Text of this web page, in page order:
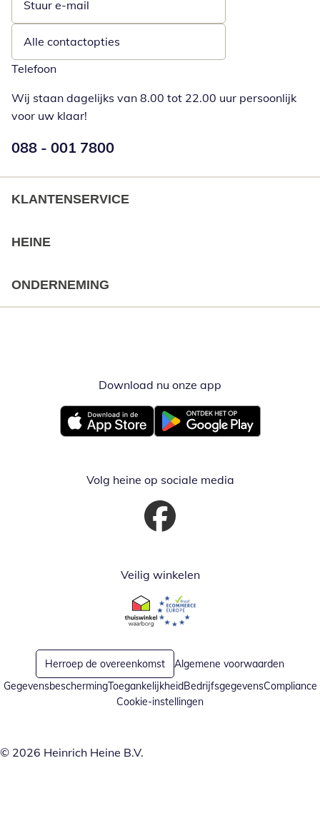
Stuur e-mail
Opent e-mailclient
Alle contactopties
Telefoon
Wij staan dagelijks van 8.00 tot 22.00 uur persoonlijk
voor uw klaar!
Telefoonnummer:
088 - 001 7800
KLANTENSERVICE
HEINE
ONDERNEMING
Download nu onze app
Opent in nieuw vensterOpent in nieuw venster
Volg heine op sociale media
Opent in nieuw venster
Veilig winkelen
Opent in nieuw venster
Opent in nieuw venster
Herroep de overeenkomst
Algemene voorwaarden
GegevensbeschermingToegankelijkheidBedrijfsgegevensCompliance
Cookie-instellingen
© 2026 Heinrich Heine B.V.